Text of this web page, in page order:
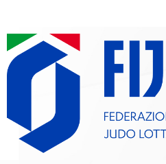
La
Norme e modulistica
Classifica Società